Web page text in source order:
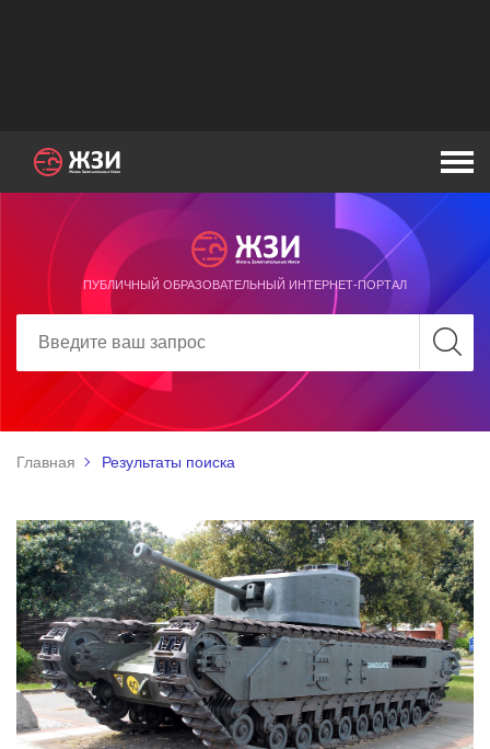
ПУБЛИЧНЫЙ ОБРАЗОВАТЕЛЬНЫЙ ИНТЕРНЕТ-ПОРТАЛ
Главная Результаты поиска